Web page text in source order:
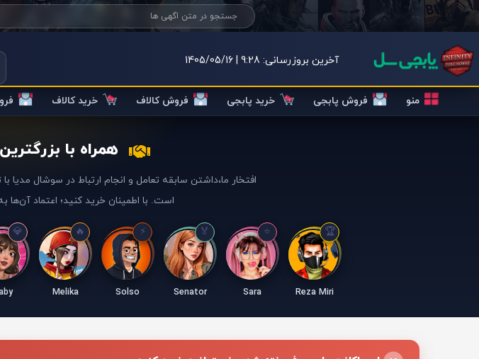
آخرین بروزرسانی: 9:28 | 1405/05/16
منو فروش پابجی خرید پابجی فروش کالاف خرید کالاف
همراه با بزرگترین
افتخار ما،داشتن سابقه تعامل و انجام ارتباط در سوشال مدیا
است. با اطمینان خرید کنید؛ اعتماد
Reza Miri
Sara
Senator
Solso
Melika